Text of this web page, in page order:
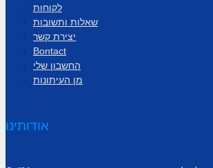
לקוחות
שאלות ותשובות
יצירת קשר
Bontact
החשבון שלי
מן העיתונות
אודותינו